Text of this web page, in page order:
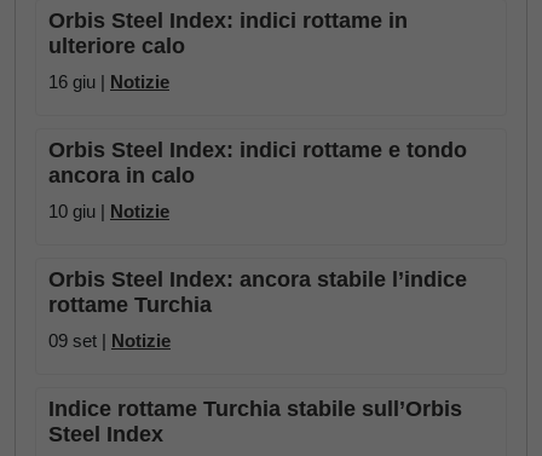
Orbis Steel Index: indici rottame in
ulteriore calo
16 giu | Notizie
Orbis Steel Index: indici rottame e tondo
ancora in calo
10 giu | Notizie
Orbis Steel Index: ancora stabile l’indice
rottame Turchia
09 set | Notizie
Indice rottame Turchia stabile sull’Orbis
Steel Index